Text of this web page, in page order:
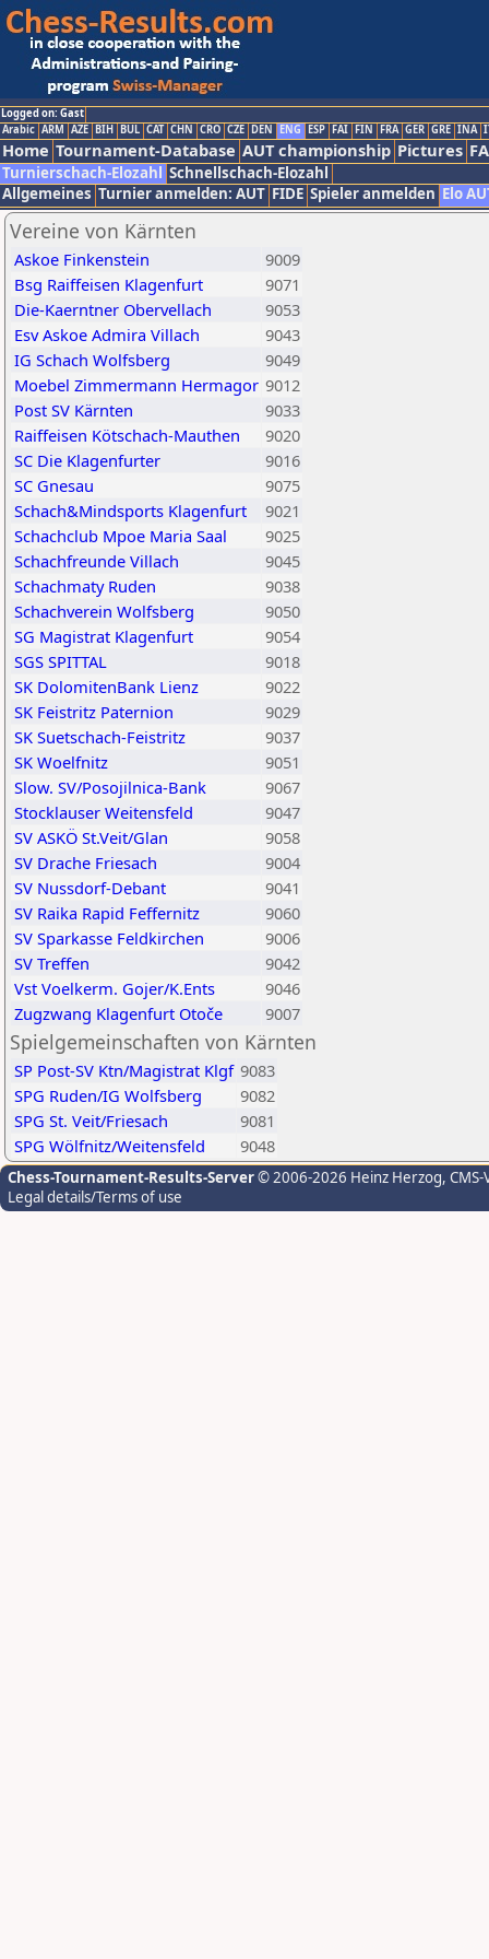
Logged on: Gast
Arabic ARM AZE BIH BUL CAT CHN CRO CZE DEN ENG ESP FAI FIN FRA GER GRE INA
Home Tournament-Database AUT championship Pictures
Turnierschach-Elozahl Schnellschach-Elozahl
Allgemeines Turnier anmelden: AUT FIDE Spieler anmelden Elo
Vereine von Kärnten
Askoe Finkenstein
9009
Bsg Raiffeisen Klagenfurt
9071
Die-Kaerntner Obervellach
9053
Esv Askoe Admira Villach
9043
IG Schach Wolfsberg
9049
Moebel Zimmermann Hermagor 9012
Post SV Kärnten
9033
Raiffeisen Kötschach-Mauthen
9020
SC Die Klagenfurter
9016
SC Gnesau
9075
Schach&Mindsports Klagenfurt
9021
Schachclub Mpoe Maria Saal
9025
Schachfreunde Villach
9045
Schachmaty Ruden
9038
Schachverein Wolfsberg
9050
SG Magistrat Klagenfurt
9054
SGS SPITTAL
9018
SK DolomitenBank Lienz
9022
SK Feistritz Paternion
9029
SK Suetschach-Feistritz
9037
SK Woelfnitz
9051
Slow. SV/Posojilnica-Bank
9067
Stocklauser Weitensfeld
9047
SV ASKÖ St.Veit/Glan
9058
SV Drache Friesach
9004
SV Nussdorf-Debant
9041
SV Raika Rapid Feffernitz
9060
SV Sparkasse Feldkirchen
9006
SV Treffen
9042
Vst Voelkerm. Gojer/K.Ents
9046
Zugzwang Klagenfurt Otoče
9007
Spielgemeinschaften von Kärnten
SP Post-SV Ktn/Magistrat Klgf 9083
SPG Ruden/IG Wolfsberg
9082
SPG St. Veit/Friesach
9081
SPG Wölfnitz/Weitensfeld
9048
Chess-Tournament-Results-Server© 2006-2026 Heinz Herzog,
Legal details/Terms of use